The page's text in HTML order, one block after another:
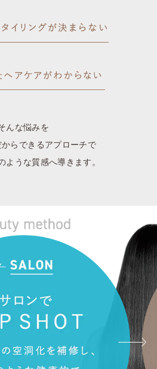
んな悩みを
らできるアプローチで
ような質感へ導きます。